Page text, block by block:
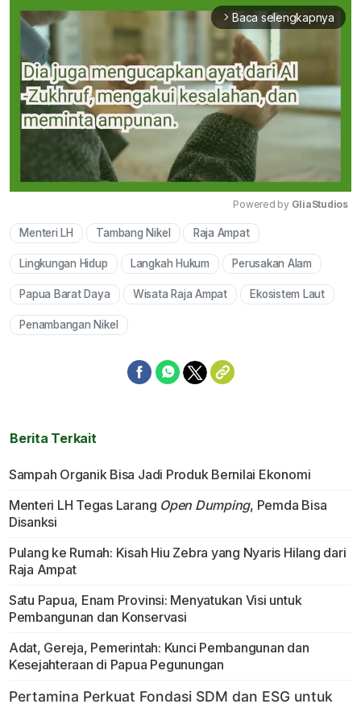
arrow_forward_ios Baca selengkapnya
Powered by GliaStudios
Menteri LH Tambang Nikel Raja Ampat
Lingkungan Hidup Langkah Hukum Perusakan Alam
Papua Barat Daya Wisata Raja Ampat Ekosistem Laut
Penambangan Nikel
Berita Terkait
Sampah Organik Bisa Jadi Produk Bernilai Ekonomi
Menteri LH Tegas Larang Open Dumping, Pemda Bisa
Disanksi
Pulang ke Rumah: Kisah Hiu Zebra yang Nyaris Hilang dari
Raja Ampat
Satu Papua, Enam Provinsi: Menyatukan Visi untuk
Pembangunan dan Konservasi
Adat, Gereja, Pemerintah: Kunci Pembangunan dan
Kesejahteraan di Papua Pegunungan